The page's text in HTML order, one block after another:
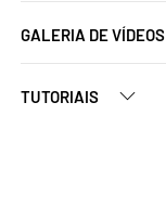
GALERIA DE VÍDEOS
TUTORIAIS